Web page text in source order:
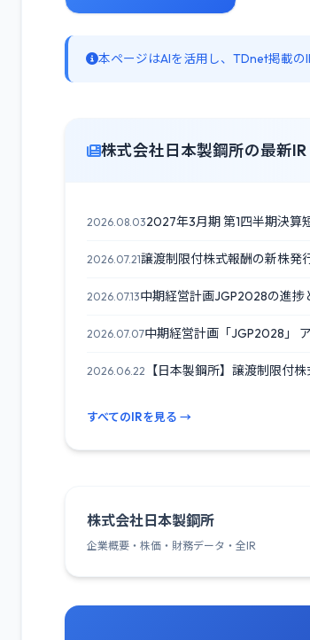
本ページはAIを活用し、TDnet掲載の
株式会社日本製鋼所の最新IR
2026.08.032027年3月期 第1四半期決算
2026.07.21譲渡制限付株式報酬の新株発
2026.07.13中期経営計画JGP2028の進
2026.07.07中期経営計画「JGP2028」
2026.06.22 【日本製鋼所】譲渡制限付
すべてのIRを見る →
株式会社日本製鋼所
企業概要・株価・財務データ・全IR